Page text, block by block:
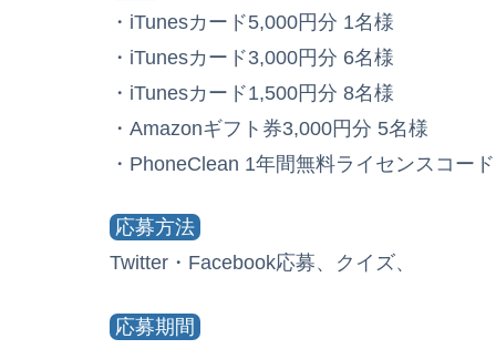
・iTunesカード5,000円分 1名様
・iTunesカード3,000円分 6名様
・iTunesカード1,500円分 8名様
・Amazonギフト券3,000円分 5名様
・PhoneClean 1年間無料ライセンスコー
応募方法
Twitter・Facebook応募、クイズ、
応募期間